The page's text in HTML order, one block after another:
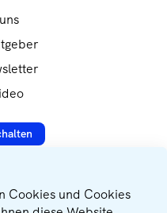
nach
Cookies und Cookies